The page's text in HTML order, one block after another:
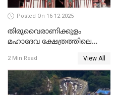
Posted On 16-12-2025
തിരുവൈരാണിക്കുളം
മഹാദേവ ക്ഷേത്രത്തിലെ
ജനുവരി 2 ന് തുടക്കമാകും
2 Min Read View All